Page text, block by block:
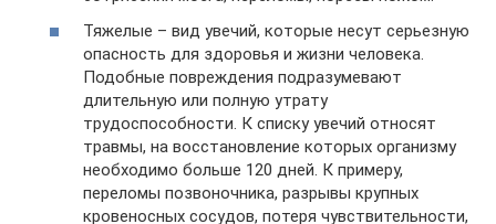
Тяжелые – вид увечий, которые несут серьезную
опасность для здоровья и жизни человека.
Подобные повреждения подразумевают
длительную или полную утрату
трудоспособности. К списку увечий относят
травмы, на восстановление которых организму
необходимо больше 120 дней. К примеру,
переломы позвоночника, разрывы крупных
кровеносных сосудов, потеря чувствительности,